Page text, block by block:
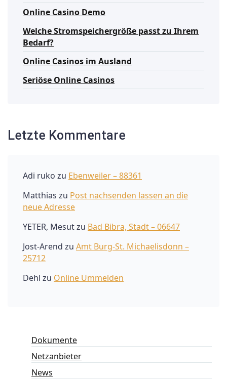
Online Casino Demo
Welche Stromspeichergröße passt zu Ihrem
Bedarf?
Online Casinos im Ausland
Seriöse Online Casinos
Letzte Kommentare
Adi ruko zu Ebenweiler – 88361
Matthias zu Post nachsenden lassen an die
neue Adresse
YETER, Mesutzu Bad Bibra, Stadt – 06647
Jost-Arend zu Amt Burg-St. Michaelisdonn –
25712
Dehl zu Online Ummelden
Dokumente
Netzanbieter
News